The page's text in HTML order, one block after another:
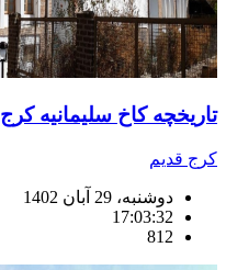
تاریخچه کاخ سلیمانیه کرج
کرج قدیم
دوشنبه، 29 آبان 1402
17:03:32
812